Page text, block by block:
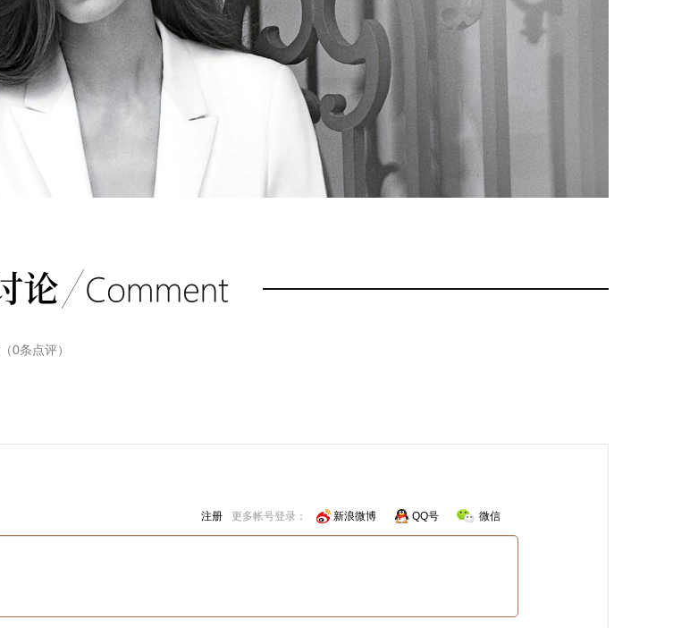
0条点评）
注册 更多帐号登录： 新浪微博 QQ号 微信